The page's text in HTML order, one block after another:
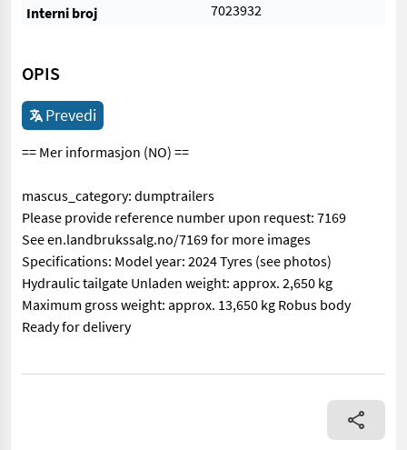
Interni broj
7023932
OPIS
Prevedi
== Mer informasjon (NO) ==
mascus_category: dumptrailers
Please provide reference number upon request: 7169
See en.landbrukssalg.no/7169 for more images
Specifications: Model year: 2024 Tyres (see photos)
Hydraulic tailgate Unladen weight: approx. 2,650 kg
Maximum gross weight: approx. 13,650 kg Robus body
Ready for delivery
== Mer informasjon (NO) == mascus_category: dumptrailers